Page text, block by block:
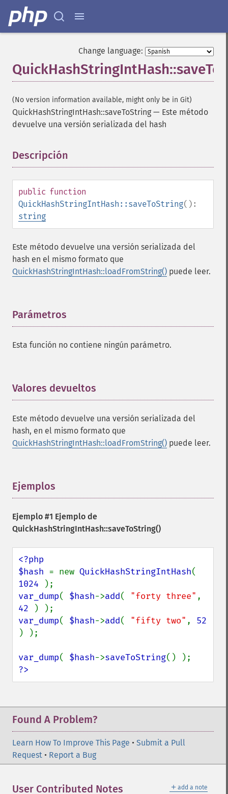
Change language:
(No version information available, might only be in Git)
QuickHashStringIntHash::saveToString — Este método
devuelve una versión serializada del hash
Descripción
public function
QuickHashStringIntHash::saveToString():
string
Este método devuelve una versión serializada del
hash en el mismo formato que
QuickHashStringIntHash::loadFromString() puede leer.
Parámetros
Esta función no contiene ningún parámetro.
Valores devueltos
Este método devuelve una versión serializada del
hash, en el mismo formato que
QuickHashStringIntHash::loadFromString() puede leer.
Ejemplos
Ejemplo #1 Ejemplo de
QuickHashStringIntHash::saveToString()
<?php
$hash = new QuickHashStringIntHash
1024
var_dump( $hash->add( "forty three"
42
var_dump( $hash->add( "fifty two" ,
) );
var_dump( $hash->saveToString
?>
Found A Problem?
Learn How To Improve This Page • Submit a Pull
Request • Report a Bug
＋ add a note
User Contributed Notes